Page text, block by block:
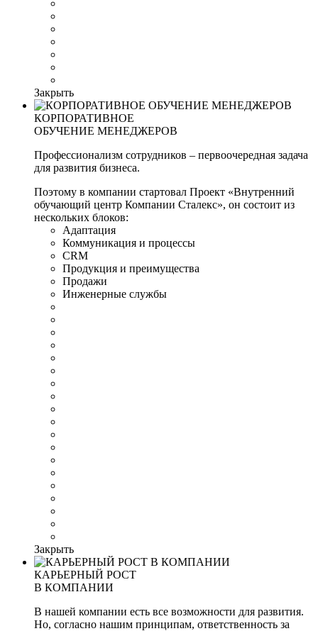
Закрыть
КОРПОРАТИВНОЕ
ОБУЧЕНИЕ МЕНЕДЖЕРОВ
Профессионализм сотрудников – первоочередная задача
для развития бизнеса.
Поэтому в компании стартовал Проект «Внутренний
обучающий центр Компании Сталекс», он состоит из
нескольких блоков:
Адаптация
Коммуникация и процессы
CRM
Продукция и преимущества
Продажи
Инженерные службы
Закрыть
КАРЬЕРНЫЙ РОСТ
В КОМПАНИИ
В нашей компании есть все возможности для развития.
Но, согласно нашим принципам, ответственность за